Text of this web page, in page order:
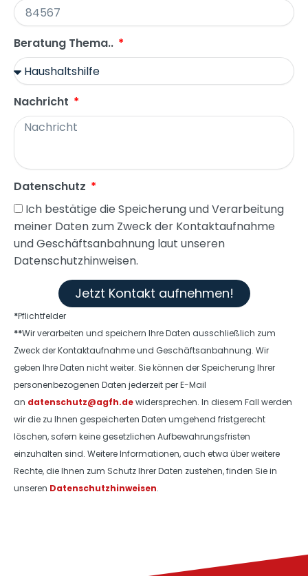
Beratung Thema..
Nachricht
Datenschutz
Ich bestätige die Speicherung und Verarbeitung
meiner Daten zum Zweck der Kontaktaufnahme
und Geschäftsanbahnung laut unseren
Datenschutzhinweisen.
Jetzt Kontakt aufnehmen!
*Pflichtfelder
**Wir verarbeiten und speichern Ihre Daten ausschließlich zum
Zweck der Kontaktaufnahme und Geschäftsanbahnung. Wir
geben Ihre Daten nicht weiter. Sie können der Speicherung Ihrer
personenbezogenen Daten jederzeit per E-Mail
an datenschutz@agfh.dewidersprechen. In diesem Fall werden
wir die zu Ihnen gespeicherten Daten umgehend fristgerecht
löschen, sofern keine gesetzlichen Aufbewahrungsfristen
einzuhalten sind. Weitere Informationen, auch etwa über weitere
Rechte, die Ihnen zum Schutz Ihrer Daten zustehen, finden Sie in
unseren Datenschutzhinweisen.